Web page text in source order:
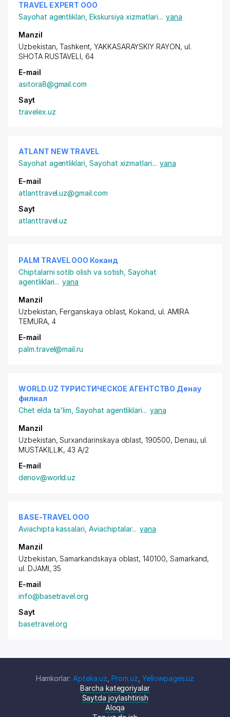
TRAVEL EXPERT ООО
Sayohat agentliklari Ekskursiya xizmatlari... yana
Manzil
Uzbekistan, Tashkent, YAKKASARAYSKIY RAYON, ul.
SHOTA RUSTAVELI, 64
E-mail
asitora8@gmail.com
Sayt
travelex.uz
ATLANT NEW TRAVEL
Sayohat agentliklari Sayohat xizmatlari... yana
E-mail
atlanttravel.uz@gmail.com
Sayt
atlanttravel.uz
PALM TRAVEL ООО Коканд
Chiptalarni sotib olish va sotish ,Sayohat
agentliklari... yana
Manzil
Uzbekistan, Ferganskaya oblast, Kokand, ul. AMIRA
TEMURA, 4
E-mail
palm.travel@mail.ru
WORLD.UZ ТУРИСТИЧЕСКОЕ АГЕНТСТВО Денау
филиал
Chet elda ta'lim ,Sayohat agentliklari... yana
Manzil
Uzbekistan, Surxandarinskaya oblast, 190500, Denau, ul.
MUSTAKILLIK, 43 A/2
E-mail
denov@world.uz
BASE-TRAVEL ООО
Aviachipta kassalari Aviachiptalar... yana
Manzil
Uzbekistan, Samarkandskaya oblast, 140100, Samarkand,
ul. DJAMI, 35
E-mail
info@basetravel.org
Sayt
basetravel.org
Hamkorlar: Apteka.uz Prom.uz ,Yellowpages.uz
Barcha kategoriyalar
Saytda joylashtirish
Aloqa